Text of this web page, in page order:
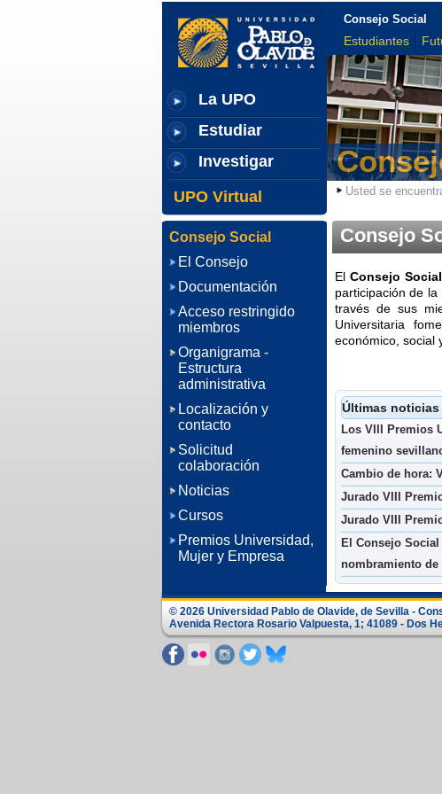
La UPO
Estudiar
Investigar
UPO Virtual
Consejo Social
Estudiantes
Usted se
Consejo
El Consejo Social
participación de
través de sus
Universitaria
económico, social
Últimas noticias
Los VIII Premios
femenino
Cambio de hora:
Jurado VIII
Jurado VIII
El Consejo
nombramiento de
Consejo Social
El Consejo
Documentación
Acceso restringido
miembros
Organigrama -
Estructura
administrativa
Localización y
contacto
Solicitud
colaboración
Noticias
Cursos
Premios Universidad,
Mujer y Empresa
© 2026 Universidad Pablo de Olavide, de Sevilla -
Avenida Rectora Rosario Valpuesta, 1; 41089 - Dos